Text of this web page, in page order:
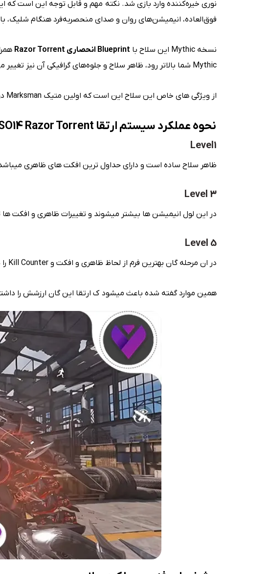
فوق‌العاده، انیمیشن‌های روان و صدای منحصربه‌فرد هنگام شلیک،
نسخه Mythic این سلاح با Blueprint انحصاری
Mythic شما بالاتر رود، ظاهر سلاح و جلوه‌های گرافیکی آن نیز تغییر می‌کند.
از ویژگی های خاص این سلاح این است که اولین متیک Marksman در طول تاریخ بازی میباشد و اولین سلاحی است که از Marksman به Full Auto تبدیل میشود.
نحوه عملکرد سیستم ارتقا
Level1
ظاهر سلاح ساده است و دارای حداول ترین افکت های ظاهری
Level 3
در این لول انیمیشن ها بیشتر میشوند و تغییرات ظاهری و
Level 5
در ان مرحله گان بهترین فرم از لحاظ ظاهری و افکت و Kill Counter را دارا میباشد.
همین موارد گفته شده باعث میشود ک ارتقا این گان ارزشش را